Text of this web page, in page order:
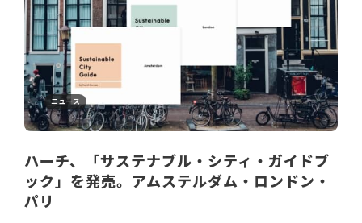
ニュース
ハーチ、「サステナブル・シティ・ガイドブ
ック」を発売。アムステルダム・ロンドン・
パリ